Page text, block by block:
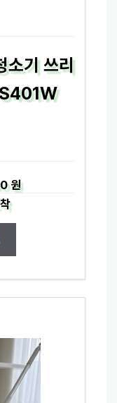
소기 쓰리
원